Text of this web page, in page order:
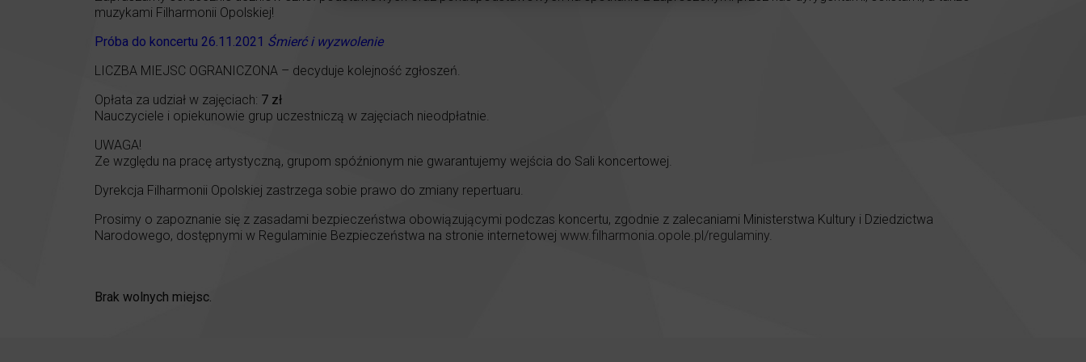
muzykami Filharmonii Opolskiej!
Próba do koncertu 26.11.2021 Śmierć i wyzwolenie
LICZBA MIEJSC OGRANICZONA – decyduje kolejność zgłoszeń.
Opłata za udział w zajęciach: 7 zł
Nauczyciele i opiekunowie grup uczestniczą w zajęciach nieodpłatnie.
UWAGA!
Ze względu na pracę artystyczną, grupom spóźnionym nie gwarantujemy wejścia do Sali koncertowej.
Dyrekcja Filharmonii Opolskiej zastrzega sobie prawo do zmiany repertuaru.
Prosimy o zapoznanie się z zasadami bezpieczeństwa obowiązującymi podczas koncertu, zgodnie z zalecaniami Ministerstwa Kultury i Dziedzictwa
Narodowego, dostępnymi w Regulaminie Bezpieczeństwa na stronie internetowej www.filharmonia.opole.pl/regulaminy.
Brak wolnych miejsc.